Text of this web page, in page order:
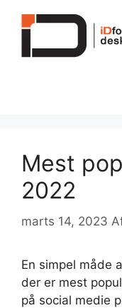
Mest
2022
marts 14, 2023
En simpel måde
der er mest
på social medie